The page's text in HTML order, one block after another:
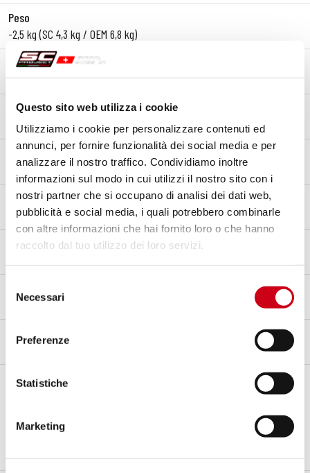
Questo sito web utilizza i cookie
Utilizziamo i cookie per personalizzare contenuti ed
annunci, per fornire funzionalità dei social media e per
analizzare il nostro traffico. Condividiamo inoltre
informazioni sul modo in cui utilizzi il nostro sito con i
nostri partner che si occupano di analisi dei dati web,
pubblicità e social media, i quali potrebbero combinarle
con altre informazioni che hai fornito loro o che hanno
raccolto dal tuo utilizzo dei loro servizi.
delNecessari
Preferenze
Statistiche
Marketing
Peso
-2,5 kg (SC 4,3 kg / OEM 6,8 kg)
Linea
Slip-On
Materiale corpo
Fibra di carbonio
Materiale fondello
Fibra di carbonio
Materiale raccordo
Acciaio inox AISI 304
Tipo di fissaggio
Sì - Omologato per uso stradale - Euro 5+
Certificato d'omologazione
Note
Protezione calore in carbonio